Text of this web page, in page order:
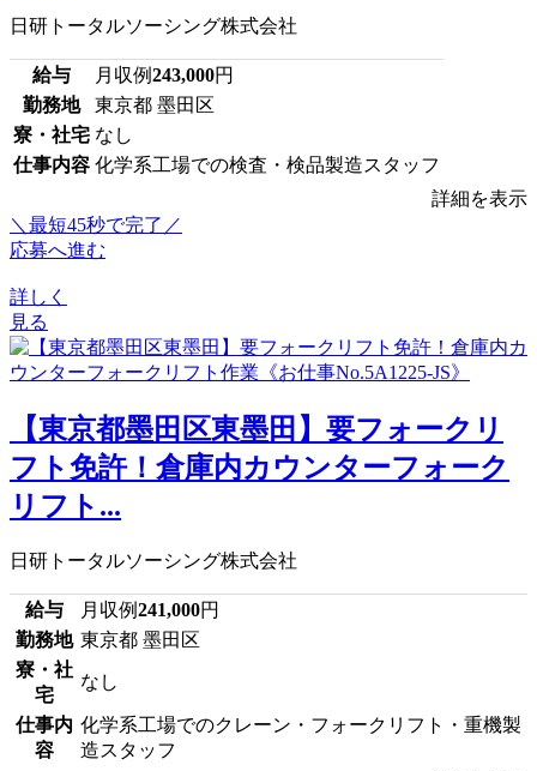
日研トータルソーシング株式会社
給与 月収例243,000円
勤務地
東京都 墨田区
寮・社宅 なし
仕事内容 化学系工場での検査・検品製造スタッフ
詳細を表示
＼最短45秒で完了／
応募へ進む
詳しく
見る
【東京都墨田区東墨田】要フォークリ
フト免許！倉庫内カウンターフォーク
リフト...
日研トータルソーシング株式会社
給与 月収例241,000円
勤務地 東京都 墨田区
寮・社
宅
なし
仕事内
容
化学系工場でのクレーン・フォークリフト・重機製
造スタッフ